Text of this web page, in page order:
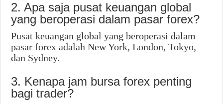
2. Apa saja pusat keuangan global
yang beroperasi dalam pasar forex?
Pusat keuangan global yang beroperasi dalam
pasar forex adalah New York, London, Tokyo,
dan Sydney.
3. Kenapa jam bursa forex penting
bagi trader?